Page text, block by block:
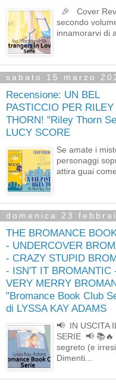
🎉 Cover
secondo
innamorarvi di
sabato 15 marzo
Recensione: UN BEL
PASTICCIO PER RILEY
THORN! "Riley Thorn
LUCY SCORE
Se amate i
personaggi
attira guai
domenica 23
THE BROMANCE
- UNDERCOVER
- CRAZY STUPID
- ISN'T IT BROMANTIC
VERY MERRY
"Bromance Book Club
di LYSSA KAY ADAMS
📢 IN USCITA
SERIE 📢 📚🔥
segreto (e
Dimenti...